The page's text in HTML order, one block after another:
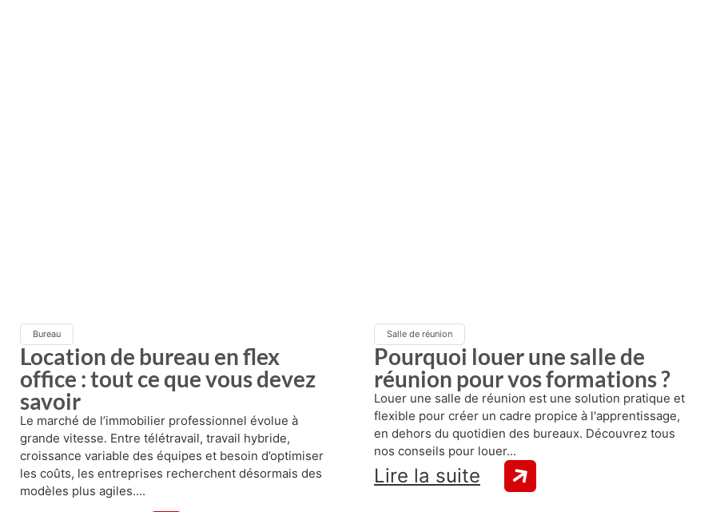
Bureau
Location de bureau en flex
office : tout ce que vous devez
savoir
Le marché de l’immobilier professionnel évolue à
grande vitesse. Entre télétravail, travail hybride,
croissance variable des équipes et besoin d’optimiser
les coûts, les entreprises recherchent désormais des
modèles plus agiles....
Salle de réunion
Pourquoi louer une salle de
réunion pour vos formations ?
Louer une salle de réunion est une solution pratique et
flexible pour créer un cadre propice à l'apprentissage,
en dehors du quotidien des bureaux. Découvrez tous
nos conseils pour louer...
Lire la suite